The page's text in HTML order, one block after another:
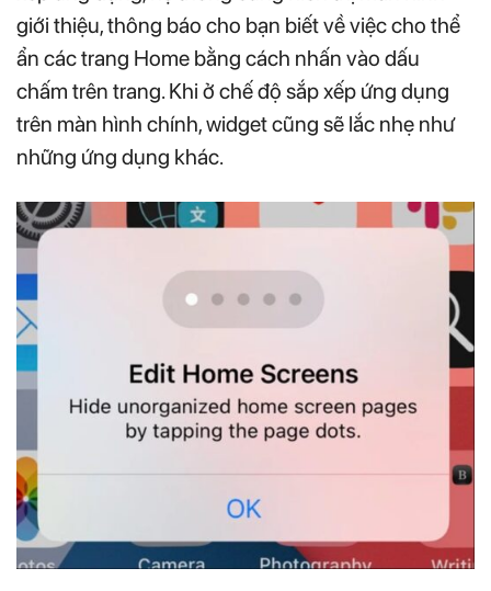
giới thiệu, thông báo cho bạn biết về việc cho thể
ẩn các trang Home bằng cách nhấn vào dấu
chấm trên trang. Khi ở chế độ sắp xếp ứng dụng
trên màn hình chính, widget cũng sẽ lắc nhẹ như
những ứng dụng khác.